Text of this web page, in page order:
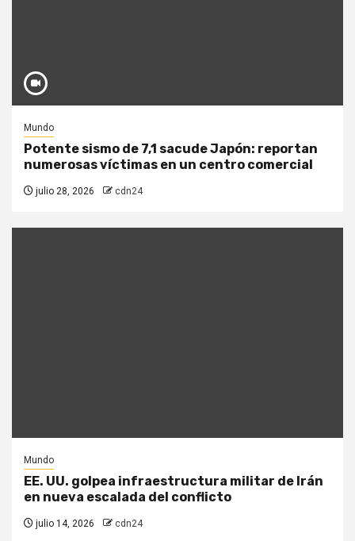
Mundo
Potente sismo de 7,1 sacude Japón: reportan
numerosas víctimas en un centro comercial
julio 28, 2026 cdn24
Mundo
EE. UU. golpea infraestructura militar de Irán
en nueva escalada del conflicto
julio 14, 2026 cdn24